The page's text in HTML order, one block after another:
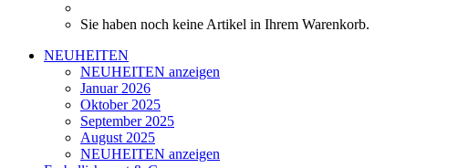
Sie haben noch keine Artikel in Ihrem Warenkorb.
NEUHEITEN
NEUHEITEN anzeigen
Januar 2026
Oktober 2025
September 2025
August 2025
NEUHEITEN anzeigen